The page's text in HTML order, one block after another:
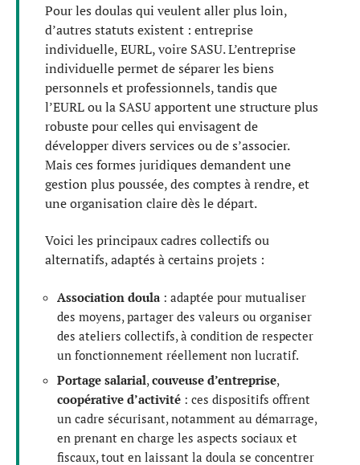
Pour les doulas qui veulent aller plus loin,
d’autres statuts existent : entreprise
individuelle, EURL, voire SASU. L’entreprise
individuelle permet de séparer les biens
personnels et professionnels, tandis que
l’EURL ou la SASU apportent une structure plus
robuste pour celles qui envisagent de
développer divers services ou de s’associer.
Mais ces formes juridiques demandent une
gestion plus poussée, des comptes à rendre, et
une organisation claire dès le départ.
Voici les principaux cadres collectifs ou
alternatifs, adaptés à certains projets :
Association doula: adaptée pour mutualiser
des moyens, partager des valeurs ou organiser
des ateliers collectifs, à condition de respecter
un fonctionnement réellement non lucratif.
Portage salarial,couveuse d’entreprise,
coopérative d’activité : ces dispositifs offrent
un cadre sécurisant, notamment au démarrage,
en prenant en charge les aspects sociaux et
fiscaux, tout en laissant la doula se concentrer